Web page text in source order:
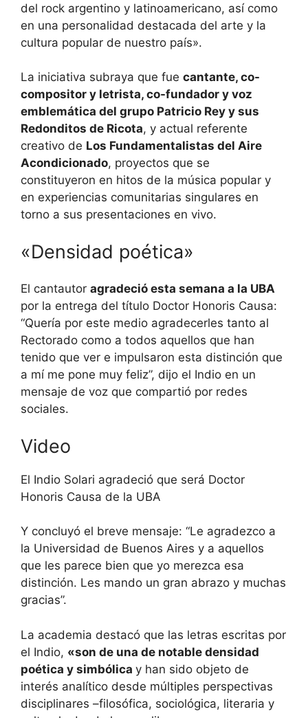
del rock argentino y latinoamericano, así como
en una personalidad destacada del arte y la
cultura popular de nuestro país».
La iniciativa subraya que fue cantante, co-
compositor y letrista, co-fundador y voz
emblemática del grupo Patricio Rey y sus
Redonditos de Ricota, y actual referente
creativo de Los Fundamentalistas del Aire
Acondicionado, proyectos que se
constituyeron en hitos de la música popular y
en experiencias comunitarias singulares en
torno a sus presentaciones en vivo.
«Densidad poética»
El cantautor agradeció esta semana a la UBA
por la entrega del título Doctor Honoris Causa:
“Quería por este medio agradecerles tanto al
Rectorado como a todos aquellos que han
tenido que ver e impulsaron esta distinción que
a mí me pone muy feliz”, dijo el Indio en un
mensaje de voz que compartió por redes
sociales.
Video
El Indio Solari agradeció que será Doctor
Honoris Causa de la UBA
Y concluyó el breve mensaje: “Le agradezco a
la Universidad de Buenos Aires y a aquellos
que les parece bien que yo merezca esa
distinción. Les mando un gran abrazo y muchas
gracias”.
La academia destacó que las letras escritas por
el Indio, «son de una de notable densidad
poética y simbólica y han sido objeto de
interés analítico desde múltiples perspectivas
disciplinares –filosófica, sociológica, literaria y